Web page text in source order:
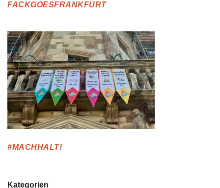
FACKGOESFRANKFURT
#MACHHALT!
Kategorien